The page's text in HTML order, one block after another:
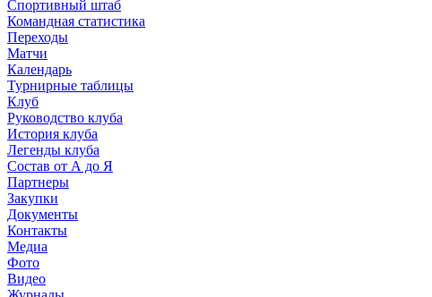
Спортивный штаб
Командная статистика
Переходы
Матчи
Календарь
Турнирные таблицы
Клуб
Руководство клуба
История клуба
Легенды клуба
Состав от А до Я
Партнеры
Закупки
Документы
Контакты
Медиа
Фото
Видео